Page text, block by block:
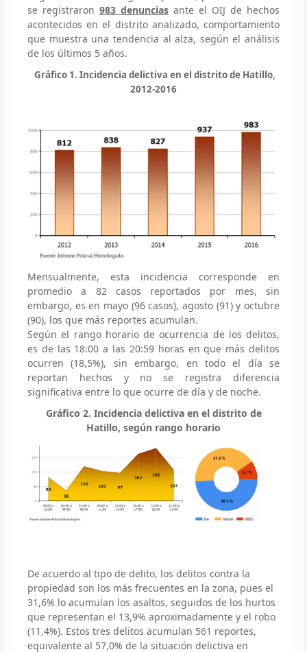
se registraron 983 denuncias ante el OIJ de hechos
acontecidos en el distrito analizado, comportamiento
que muestra una tendencia al alza, según el análisis
de los últimos 5 años.
Gráfico 1. Incidencia delictiva en el distrito de Hatillo,
2012-2016
Mensualmente, esta incidencia corresponde en
promedio a 82 casos reportados por mes, sin
embargo, es en mayo (96 casos), agosto (91) y octubre
(90), los que más reportes acumulan.
Según el rango horario de ocurrencia de los delitos,
es de las 18:00 a las 20:59 horas en que más delitos
ocurren (18,5%), sin embargo, en todo el día se
reportan hechos y no se registra diferencia
significativa entre lo que ocurre de día y de noche.
Gráfico 2. Incidencia delictiva en el distrito de
Hatillo, según rango horario
De acuerdo al tipo de delito, los delitos contra la
propiedad son los más frecuentes en la zona, pues el
31,6% lo acumulan los asaltos, seguidos de los hurtos
que representan el 13,9% aproximadamente y el robo
(11,4%). Estos tres delitos acumulan 561 reportes,
equivalente al 57,0% de la situación delictiva en